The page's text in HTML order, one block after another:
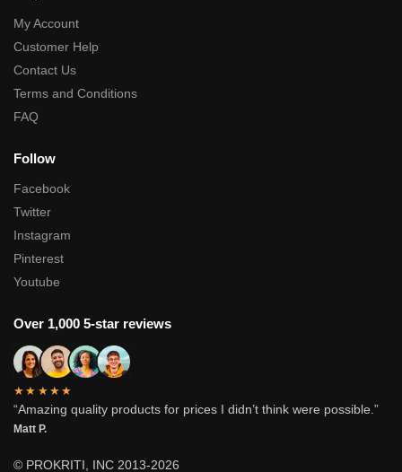
My Account
Customer Help
Contact Us
Terms and Conditions
FAQ
Follow
Facebook
Twitter
Instagram
Pinterest
Youtube
Over 1,000 5-star reviews
★★★★★
“Amazing quality products for prices I didn’t think were possible.”
Matt P.
© PROKRITI, INC 2013-2026